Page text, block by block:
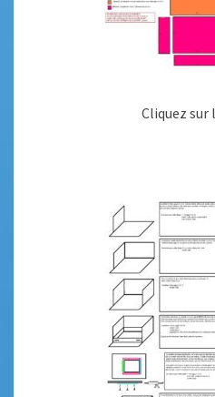
Cliquez sur